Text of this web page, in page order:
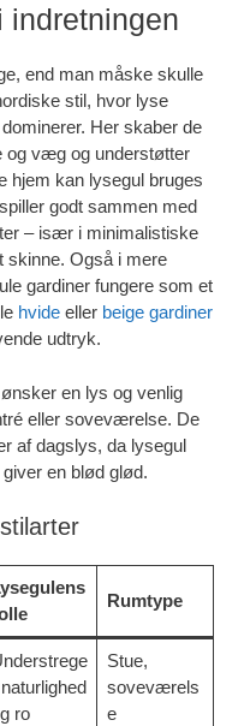
indretningen
end man måske skulle
stil, hvor lyse
Her skaber de
og væg og understøtter
hjem kan lysegul bruges
godt sammen med
– især i minimalistiske
skinne. Også i mere
gardiner fungere som et
hvide eller beige gardiner
udtryk.
en lys og venlig
eller soveværelse. De
af dagslys, da lysegul
en blød glød.
Rumtype
ro
Stue,
soveværels
e